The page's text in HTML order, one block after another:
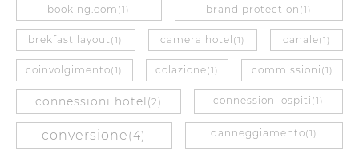
booking.com (1) brand protection (1)
brekfast layout (1) camera hotel (1) canale(1)
coinvolgimento(1) colazione(1) commissioni (1)
connessioni hotel (2) connessioni ospiti (1)
conversione(4) danneggiamento(1)